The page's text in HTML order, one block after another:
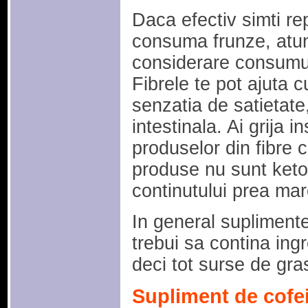
Daca efectiv simti
consuma frunze,
considerare
Fibrele te pot ajuta
senzatia de
intestinala. Ai grija
produselor din fibre
produse nu sunt
continutului prea
In general
trebui sa contina
deci tot surse de
Supliment de